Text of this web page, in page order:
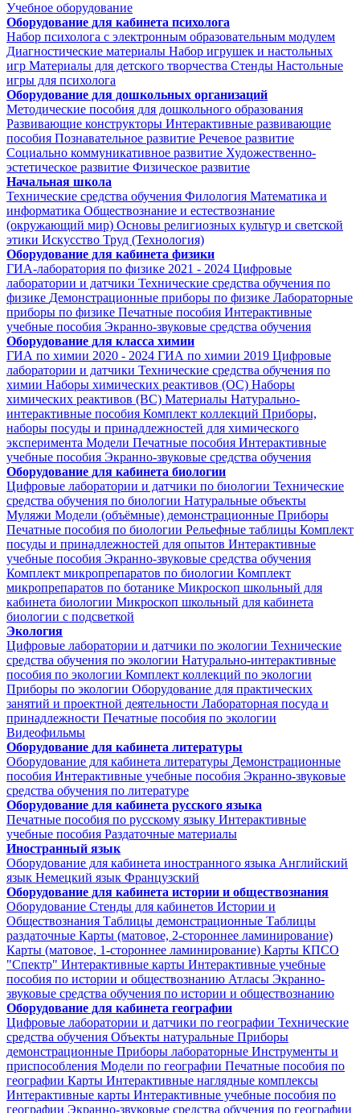
Учебное оборудование
Оборудование для кабинета психолога
Набор психолога с электронным образовательным модулем
Диагностические материалы Набор игрушек и настольных
игр Материалы для детского творчества Стенды Настольные
игры для психолога
Оборудование для дошкольных организаций
Методические пособия для дошкольного образования
Развивающие конструкторы Интерактивные развивающие
пособия Познавательное развитие Речевое развитие
Социально коммуникативное развитие Художественно-
эстетическое развитие Физическое развитие
Начальная школа
Технические средства обучения Филология Математика и
информатика Обществознание и естествознание
(окружающий мир) Основы религиозных культур и светской
этики Искусство Труд (Технология)
Оборудование для кабинета физики
ГИА-лаборатория по физике 2021 - 2024 Цифровые
лаборатории и датчики Технические средства обучения по
физике Демонстрационные приборы по физике Лабораторные
приборы по физике Печатные пособия Интерактивные
учебные пособия Экранно-звуковые средства обучения
Оборудование для класса химии
ГИА по химии 2020 - 2024 ГИА по химии 2019 Цифровые
лаборатории и датчики Технические средства обучения по
химии Наборы химических реактивов (ОС) Наборы
химических реактивов (ВС) Материалы Натурально-
интерактивные пособия Комплект коллекций Приборы,
наборы посуды и принадлежностей для химического
эксперимента Модели Печатные пособия Интерактивные
учебные пособия Экранно-звуковые средства обучения
Оборудование для кабинета биологии
Цифровые лаборатории и датчики по биологии Технические
средства обучения по биологии Натуральные объекты
Муляжи Модели (объёмные) демонстрационные Приборы
Печатные пособия по биологии Рельефные таблицы Комплект
посуды и принадлежностей для опытов Интерактивные
учебные пособия Экранно-звуковые средства обучения
Комплект микропрепаратов по биологии Комплект
микропрепаратов по ботанике Микроскоп школьный для
кабинета биологии Микроскоп школьный для кабинета
биологии с подсветкой
Экология
Цифровые лаборатории и датчики по экологии Технические
средства обучения по экологии Натурально-интерактивные
пособия по экологии Комплект коллекций по экологии
Приборы по экологии Оборудование для практических
занятий и проектной деятельности Лабораторная посуда и
принадлежности Печатные пособия по экологии
Видеофильмы
Оборудование для кабинета литературы
Оборудование для кабинета литературы Демонстрационные
пособия Интерактивные учебные пособия Экранно-звуковые
средства обучения по литературе
Оборудование для кабинета русского языка
Печатные пособия по русскому языку Интерактивные
учебные пособия Раздаточные материалы
Иностранный язык
Оборудование для кабинета иностранного языка Английский
язык Немецкий язык Французский
Оборудование для кабинета истории и обществознания
Оборудование Стенды для кабинетов Истории и
Обществознания Таблицы демонстрационные Таблицы
раздаточные Карты (матовое, 2-стороннее ламинирование)
Карты (матовое, 1-стороннее ламинирование) Карты КПСО
"Спектр" Интерактивные карты Интерактивные учебные
пособия по истории и обществознанию Атласы Экранно-
звуковые средства обучения по истории и обществознанию
Оборудование для кабинета географии
Цифровые лаборатории и датчики по географии Технические
средства обучения Объекты натуральные Приборы
демонстрационные Приборы лабораторные Инструменты и
приспособления Модели по географии Печатные пособия по
географии Карты Интерактивные наглядные комплексы
Интерактивные карты Интерактивные учебные пособия по
географии Экранно-звуковые средства обучения по географии